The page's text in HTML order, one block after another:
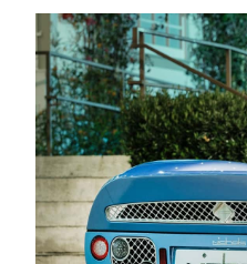
Συγκρίνουμε
Αγώνες
Formula 1
WRC
Motorsport